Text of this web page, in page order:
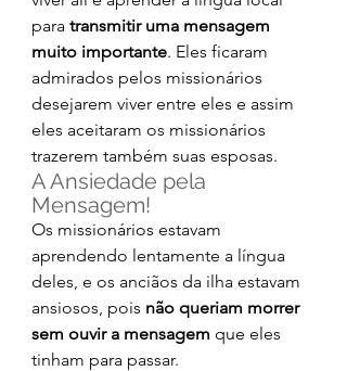
para transmitir uma mensagem
muito importante. Eles ficaram
admirados pelos missionários
desejarem viver entre eles e assim
eles aceitaram os missionários
trazerem também suas esposas.
A Ansiedade pela
Mensagem!
Os missionários estavam
aprendendo lentamente a língua
deles, e os anciãos da ilha estavam
ansiosos, pois não queriam morrer
sem ouvir a mensagem que eles
tinham para passar.